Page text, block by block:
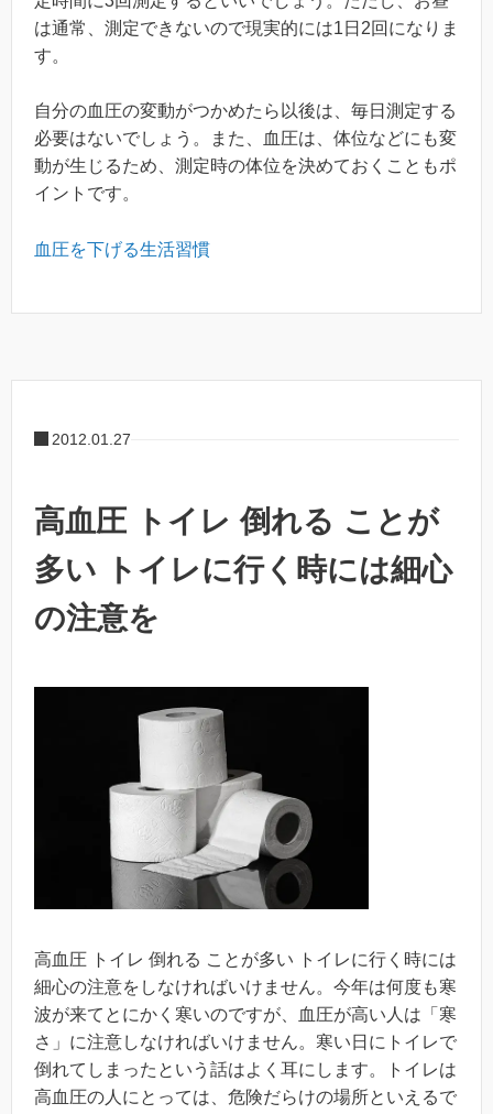
は通常、測定できないので現実的には1日2回になりま
す。
自分の血圧の変動がつかめたら以後は、毎日測定する
必要はないでしょう。また、血圧は、体位などにも変
動が生じるため、測定時の体位を決めておくこともポ
イントです。
血圧を下げる生活習慣
2012.01.27
高血圧 トイレ 倒れる ことが
多い トイレに行く時には細心
の注意を
高血圧 トイレ 倒れる ことが多い トイレに行く時には
細心の注意をしなければいけません。今年は何度も寒
波が来てとにかく寒いのですが、血圧が高い人は「寒
さ」に注意しなければいけません。寒い日にトイレで
倒れてしまったという話はよく耳にします。トイレは
高血圧の人にとっては、危険だらけの場所といえるで